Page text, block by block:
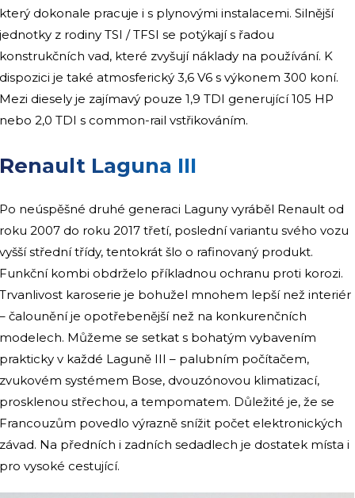
dokonale pracuje i s plynovými instalacemi. Silnější
z rodiny TSI / TFSI se potýkají s řadou
vad, které zvyšují náklady na používání. K
je také atmosferický 3,6 V6 s výkonem 300 koní.
diesely je zajímavý pouze 1,9 TDI generující 105 HP
2,0 TDI s common-rail vstřikováním.
Laguna III
neúspěšné druhé generaci Laguny vyráběl Renault od
2007 do roku 2017 třetí, poslední variantu svého vozu
střední třídy, tentokrát šlo o rafinovaný produkt.
kombi obdrželo příkladnou ochranu proti korozi.
karoserie je bohužel mnohem lepší než interiér
čalounění je opotřebenější než na konkurenčních
Můžeme se setkat s bohatým vybavením
v každé Laguně III – palubním počítačem,
systémem Bose, dvouzónovou klimatizací,
střechou, a tempomatem. Důležité je, že se
povedlo výrazně snížit počet elektronických
Na předních i zadních sedadlech je dostatek místa i
vysoké cestující.